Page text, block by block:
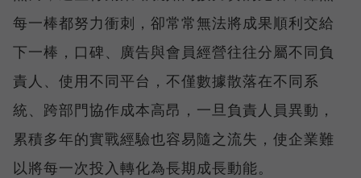
每一棒都努力衝刺，卻常常無法將成果順利交給
下一棒，口碑、廣告與會員經營往往分屬不同負
責人、使用不同平台，不僅數據散落在不同系
統、跨部門協作成本高昂，一旦負責人員異動，
累積多年的實戰經驗也容易隨之流失，使企業難
以將每一次投入轉化為長期成長動能。